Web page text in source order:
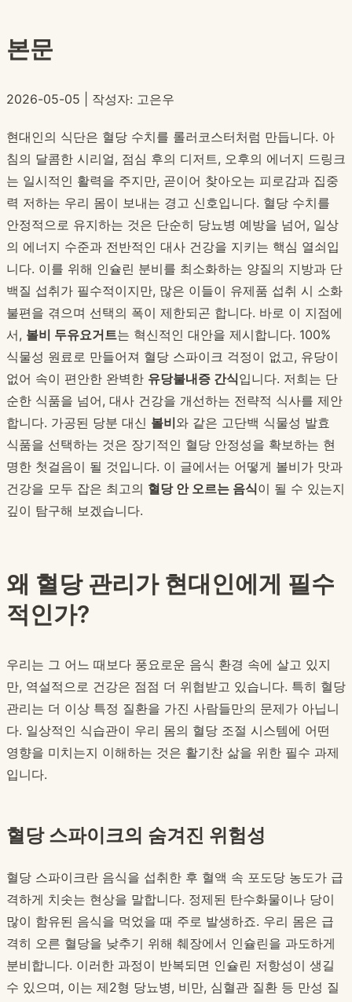
본문
2026-05-05 | 작성자: 고은우
현대인의 식단은 혈당 수치를 롤러코스터처럼 만듭니다. 아
침의 달콤한 시리얼, 점심 후의 디저트, 오후의 에너지 드링크
는 일시적인 활력을 주지만, 곧이어 찾아오는 피로감과 집중
력 저하는 우리 몸이 보내는 경고 신호입니다. 혈당 수치를
안정적으로 유지하는 것은 단순히 당뇨병 예방을 넘어, 일상
의 에너지 수준과 전반적인 대사 건강을 지키는 핵심 열쇠입
니다. 이를 위해 인슐린 분비를 최소화하는 양질의 지방과 단
백질 섭취가 필수적이지만, 많은 이들이 유제품 섭취 시 소화
불편을 겪으며 선택의 폭이 제한되곤 합니다. 바로 이 지점에
서, 볼비 두유요거트는 혁신적인 대안을 제시합니다. 100%
식물성 원료로 만들어져 혈당 스파이크 걱정이 없고, 유당이
없어 속이 편안한 완벽한 유당불내증 간식입니다. 저희는 단
순한 식품을 넘어, 대사 건강을 개선하는 전략적 식사를 제안
합니다. 가공된 당분 대신 볼비와 같은 고단백 식물성 발효
식품을 선택하는 것은 장기적인 혈당 안정성을 확보하는 현
명한 첫걸음이 될 것입니다. 이 글에서는 어떻게 볼비가 맛과
건강을 모두 잡은 최고의 혈당 안 오르는 음식이 될 수 있는지
깊이 탐구해 보겠습니다.
왜 혈당 관리가 현대인에게 필수
적인가?
우리는 그 어느 때보다 풍요로운 음식 환경 속에 살고 있지
만, 역설적으로 건강은 점점 더 위협받고 있습니다. 특히 혈당
관리는 더 이상 특정 질환을 가진 사람들만의 문제가 아닙니
다. 일상적인 식습관이 우리 몸의 혈당 조절 시스템에 어떤
영향을 미치는지 이해하는 것은 활기찬 삶을 위한 필수 과제
입니다.
혈당 스파이크의 숨겨진 위험성
혈당 스파이크란 음식을 섭취한 후 혈액 속 포도당 농도가 급
격하게 치솟는 현상을 말합니다. 정제된 탄수화물이나 당이
많이 함유된 음식을 먹었을 때 주로 발생하죠. 우리 몸은 급
격히 오른 혈당을 낮추기 위해 췌장에서 인슐린을 과도하게
분비합니다. 이러한 과정이 반복되면 인슐린 저항성이 생길
수 있으며, 이는 제2형 당뇨병, 비만, 심혈관 질환 등 만성 질